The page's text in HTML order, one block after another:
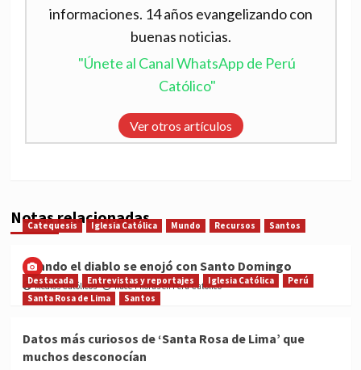
informaciones. 14 años evangelizando con
buenas noticias.
"Únete al Canal WhatsApp de Perú
Católico"
Ver otros artículos
Notas relacionadas
Catequesis Iglesia Católica Mundo Recursos Santos
Cuando el diablo se enojó con Santo Domingo
Medios Católicos hace 7 horas en Perú Católico
Destacada Entrevistas y reportajes Iglesia Católica
Perú
Santa Rosa de Lima
Santos
Datos más curiosos de ‘Santa Rosa de Lima’ que
muchos desconocían